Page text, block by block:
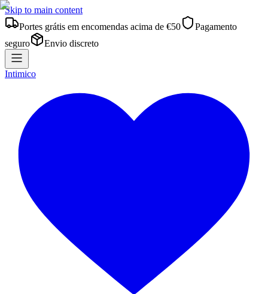
Skip to main content
Portes grátis em encomendas acima de €50
Pagamento
seguro
Envio discreto
Intimico